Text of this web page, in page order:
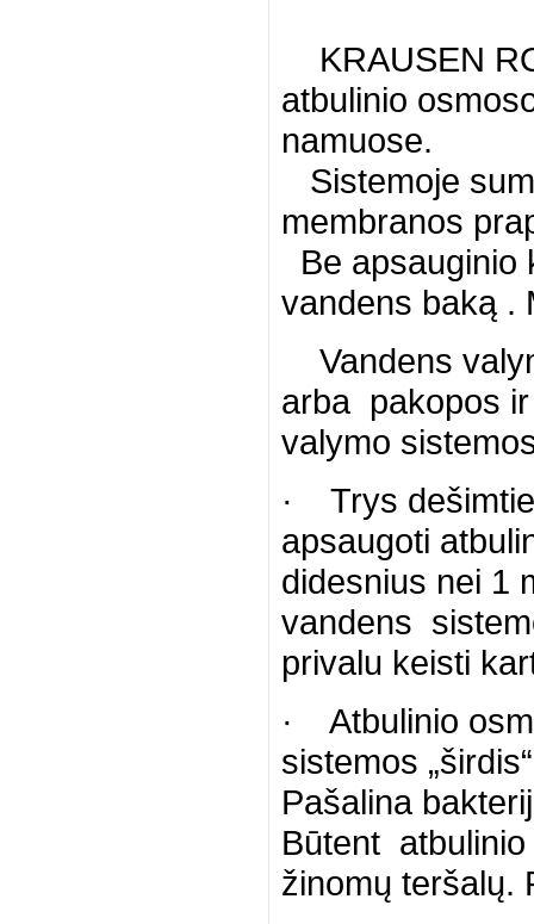
KRAUSEN
atbulinio
namuose.
Sistemoje
membranos
Be apsauginio
vandens baką .
Vandens
arba pakopos
valymo
· Trys
apsaugoti
didesnius nei 1
vandens
privalu keisti
· Atbulinio
sistemos
Pašalina
Būtent
žinomų teršalų.